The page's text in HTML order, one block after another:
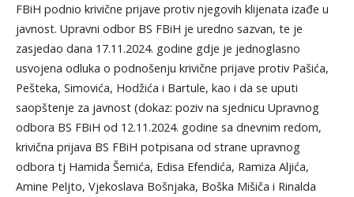
FBiH podnio krivične prijave protiv njegovih klijenata izađe u
javnost. Upravni odbor BS FBiH je uredno sazvan, te je
zasjedao dana 17.11.2024. godine gdje je jednoglasno
usvojena odluka o podnošenju krivične prijave protiv Pašića,
Pešteka, Simovića, Hodžića i Bartule, kao i da se uputi
saopštenje za javnost (dokaz: poziv na sjednicu Upravnog
odbora BS FBiH od 12.11.2024. godine sa dnevnim redom,
krivična prijava BS FBiH potpisana od strane upravnog
odbora tj Hamida Šemića, Edisa Efendića, Ramiza Aljića,
Amine Peljto, Vjekoslava Bošnjaka, Boška Mišiča i Rinalda